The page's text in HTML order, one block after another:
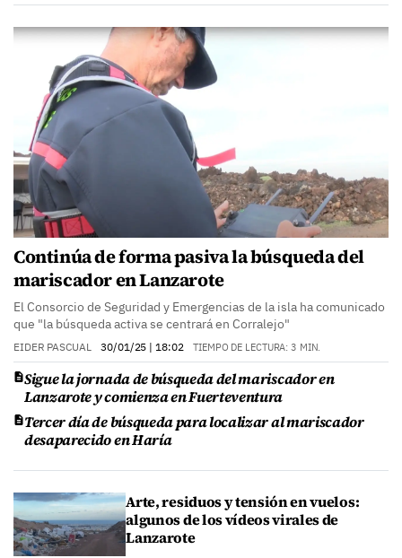
Continúa de forma pasiva la búsqueda del
mariscador en Lanzarote
El Consorcio de Seguridad y Emergencias de la isla ha comunicado
que "la búsqueda activa se centrará en Corralejo"
EIDER PASCUAL 30/01/25 | 18:02 TIEMPO DE LECTURA: 3 MIN.
Sigue la jornada de búsqueda del mariscador en
Lanzarote y comienza en Fuerteventura
Tercer día de búsqueda para localizar al mariscador
desaparecido en Haría
Arte, residuos y tensión en vuelos:
algunos de los vídeos virales de
Lanzarote